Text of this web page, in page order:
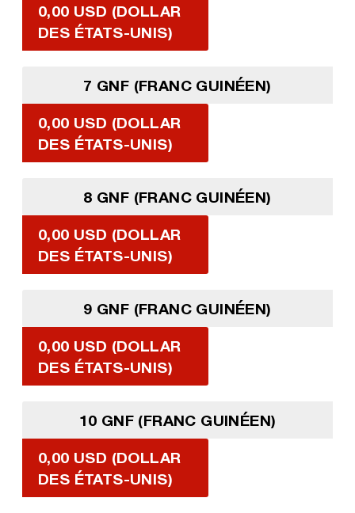
0,00 USD (DOLLAR
DES ÉTATS-UNIS)
7 GNF (FRANC GUINÉEN)
0,00 USD (DOLLAR
DES ÉTATS-UNIS)
8 GNF (FRANC GUINÉEN)
0,00 USD (DOLLAR
DES ÉTATS-UNIS)
9 GNF (FRANC GUINÉEN)
0,00 USD (DOLLAR
DES ÉTATS-UNIS)
10 GNF (FRANC GUINÉEN)
0,00 USD (DOLLAR
DES ÉTATS-UNIS)